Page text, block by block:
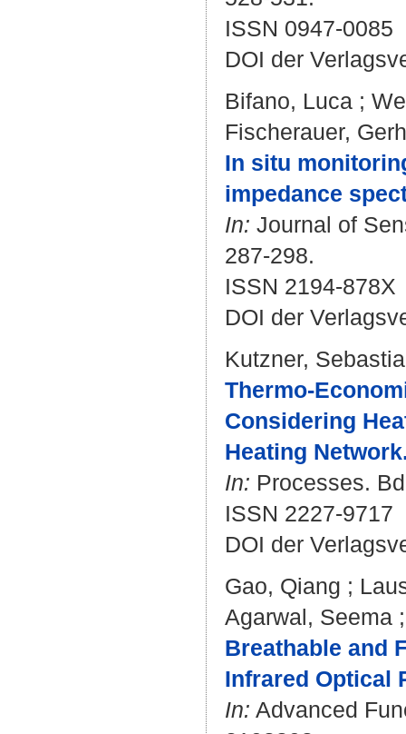
ISSN 0947-0085
DOI der
Bifano, Luca ;
Fischerauer,
In situ
impedance
In: Journal of
287-298.
ISSN 2194-878X
DOI der
Kutzner,
Thermo-
Considering
Heating
In: Processes.
ISSN 2227-9717
DOI der
Gao, Qiang ;
Agarwal, Seema
Breathable and
Infrared Optical
In: Advanced